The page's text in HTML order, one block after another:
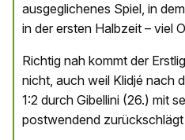
ausgeglichenes Spiel, in
in der ersten Halbzeit – viel
Richtig nah kommt der
nicht, auch weil Klidjé nach
1:2 durch Gibellini (26.) mit
postwendend